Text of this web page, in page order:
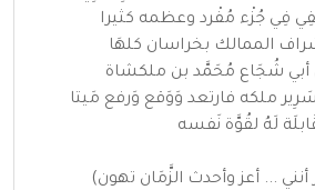
فِي جُزْء مُفْرد وعظمه كثيرا
الممالك بخراسان كلهَا
أبي شُجَاع مُحَمَّد بن ملكشاة
ملكه فارتعد وَوَقع وَرفع مَيتا
لَهُ لقُوَّة نَفسه
... أعز وأحدث الزَّمَان تهون)